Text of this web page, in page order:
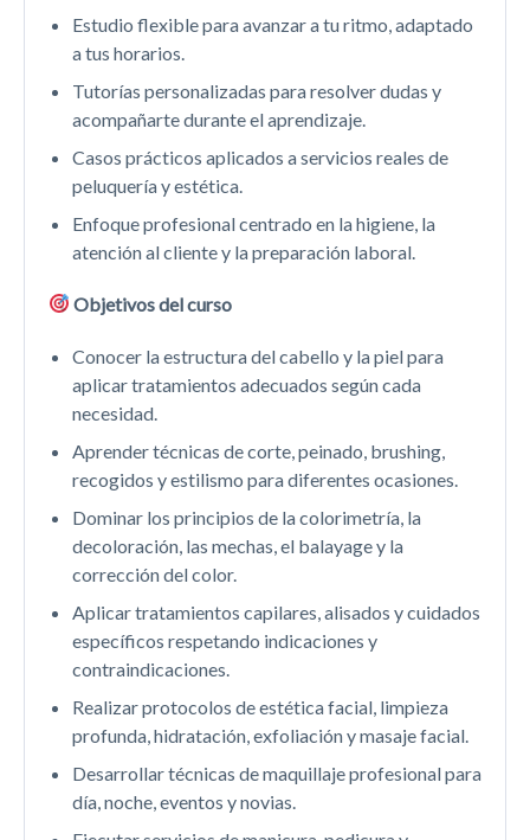
Estudio flexible para avanzar a tu ritmo, adaptado
a tus horarios.
Tutorías personalizadas para resolver dudas y
acompañarte durante el aprendizaje.
Casos prácticos aplicados a servicios reales de
peluquería y estética.
Enfoque profesional centrado en la higiene, la
atención al cliente y la preparación laboral.
Objetivos del curso
Conocer la estructura del cabello y la piel para
aplicar tratamientos adecuados según cada
necesidad.
Aprender técnicas de corte, peinado, brushing,
recogidos y estilismo para diferentes ocasiones.
Dominar los principios de la colorimetría, la
decoloración, las mechas, el balayage y la
corrección del color.
Aplicar tratamientos capilares, alisados y cuidados
específicos respetando indicaciones y
contraindicaciones.
Realizar protocolos de estética facial, limpieza
profunda, hidratación, exfoliación y masaje facial.
Desarrollar técnicas de maquillaje profesional para
día, noche, eventos y novias.